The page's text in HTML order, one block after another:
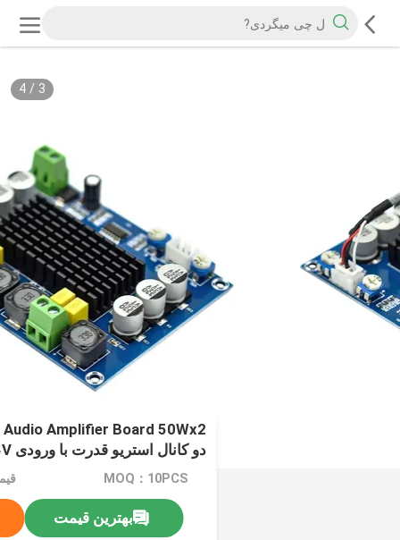
3
/
4
Amplifier Board 50Wx2
دو کانال استریو قدرت با ورودی DC12-24V
MOQ：10PCS
بهترین قیمت